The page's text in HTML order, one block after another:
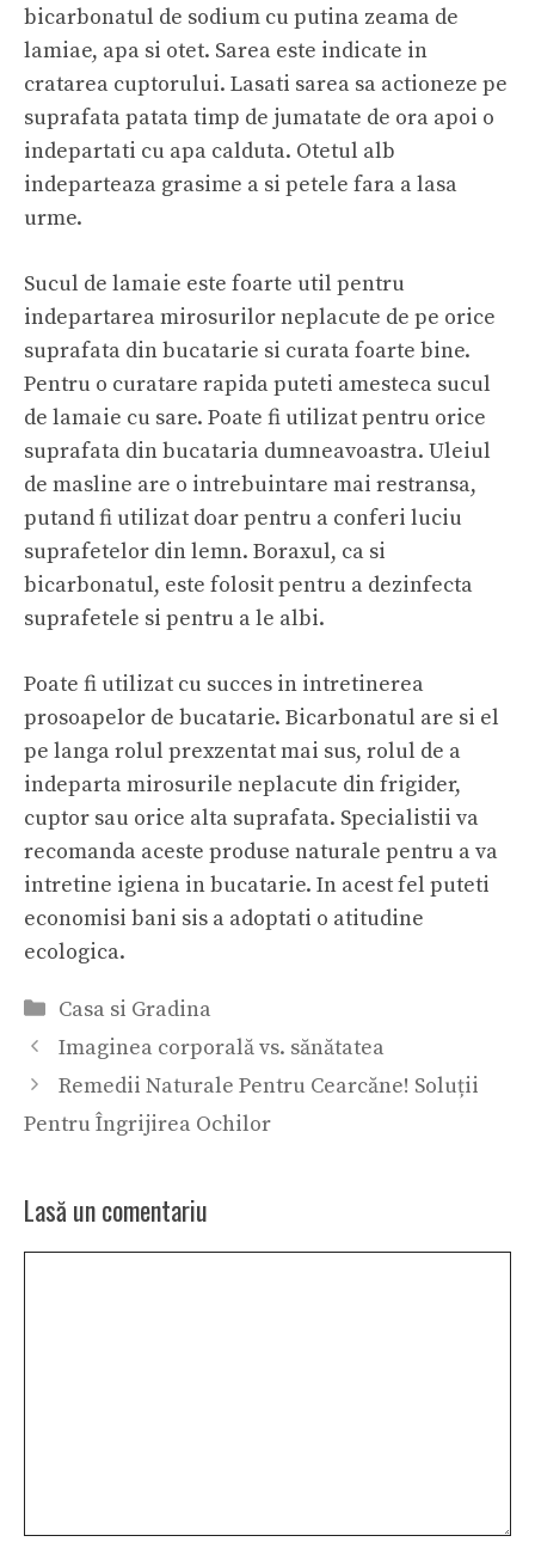
bicarbonatul de sodium cu putina zeama de
lamiae, apa si otet. Sarea este indicate in
cratarea cuptorului. Lasati sarea sa actioneze pe
suprafata patata timp de jumatate de ora apoi o
indepartati cu apa calduta. Otetul alb
indeparteaza grasime a si petele fara a lasa
urme.
Sucul de lamaie este foarte util pentru
indepartarea mirosurilor neplacute de pe orice
suprafata din bucatarie si curata foarte bine.
Pentru o curatare rapida puteti amesteca sucul
de lamaie cu sare. Poate fi utilizat pentru orice
suprafata din bucataria dumneavoastra. Uleiul
de masline are o intrebuintare mai restransa,
putand fi utilizat doar pentru a conferi luciu
suprafetelor din lemn. Boraxul, ca si
bicarbonatul, este folosit pentru a dezinfecta
suprafetele si pentru a le albi.
Poate fi utilizat cu succes in intretinerea
prosoapelor de bucatarie. Bicarbonatul are si el
pe langa rolul prexzentat mai sus, rolul de a
indeparta mirosurile neplacute din frigider,
cuptor sau orice alta suprafata. Specialistii va
recomanda aceste produse naturale pentru a va
intretine igiena in bucatarie. In acest fel puteti
economisi bani sis a adoptati o atitudine
ecologica.
Categorii
Casa si Gradina
Imaginea corporală vs. sănătatea
Remedii Naturale Pentru Cearcăne! Soluții
Pentru Îngrijirea Ochilor
Lasă un comentariu